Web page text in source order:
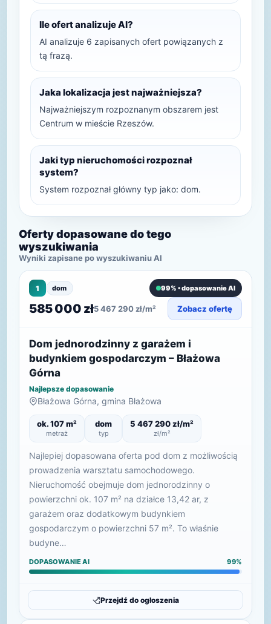
Ile ofert analizuje AI?
AI analizuje 6 zapisanych ofert powiązanych z
tą frazą.
Jaka lokalizacja jest najważniejsza?
Najważniejszym rozpoznanym obszarem jest
Centrum w mieście Rzeszów.
Jaki typ nieruchomości rozpoznał
system?
System rozpoznał główny typ jako: dom.
Oferty dopasowane do tego
wyszukiwania
Wyniki zapisane po wyszukiwaniu AI
1 dom 99% • dopasowanie AI
585 000 zł5 467 290 zł/m² Zobacz ofertę
Dom jednorodzinny z garażem i
budynkiem gospodarczym – Błażowa
Górna
Najlepsze dopasowanie
Błażowa Górna, gmina Błażowa
ok. 107 m²
metraż
dom
typ
5 467 290 zł/m²
zł/m²
Najlepiej dopasowana oferta pod dom z możliwością
prowadzenia warsztatu samochodowego.
Nieruchomość obejmuje dom jednorodzinny o
powierzchni ok. 107 m² na działce 13,42 ar, z
garażem oraz dodatkowym budynkiem
gospodarczym o powierzchni 57 m². To właśnie
budyne…
DOPASOWANIE AI 99%
Przejdź do ogłoszenia